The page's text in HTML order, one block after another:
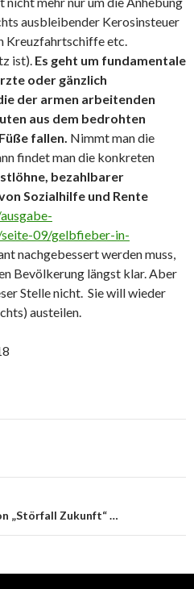
ausbleibender Kerosinsteuer
Kreuzfahrtschiffe etc.
ist). Es geht um fundamentale
oder gänzlich
der armen arbeitenden
aus dem bedrohten
fallen. Nimmt man die
findet man die konkreten
bezahlbarer
Sozialhilfe und Rente
09/gelbfieber-in-
nachgebessert werden muss,
Bevölkerung längst klar. Aber
Stelle nicht. Sie will wieder
austeilen.
„Störfall Zukunft“ …